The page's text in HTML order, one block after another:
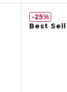
Best
25%